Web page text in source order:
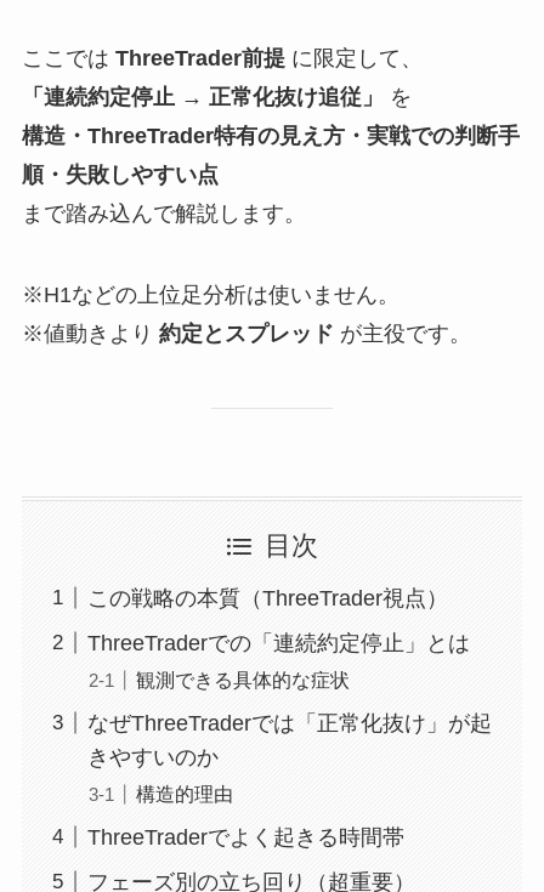
ここでは ThreeTrader前提に限定して、
「連続約定停止 → 正常化抜け追従」
を
構造・ThreeTrader特有の見え方・実戦での判断手
順・失敗しやすい点
まで踏み込んで解説します。
※H1などの上位足分析は使いません。
※値動きより 約定とスプレッド が主役です。
目次
この戦略の本質（ThreeTrader視点）
ThreeTraderでの「連続約定停止」とは
観測できる具体的な症状
なぜThreeTraderでは「正常化抜け」が起
きやすいのか
構造的理由
ThreeTraderでよく起きる時間帯
フェーズ別の立ち回り（超重要）